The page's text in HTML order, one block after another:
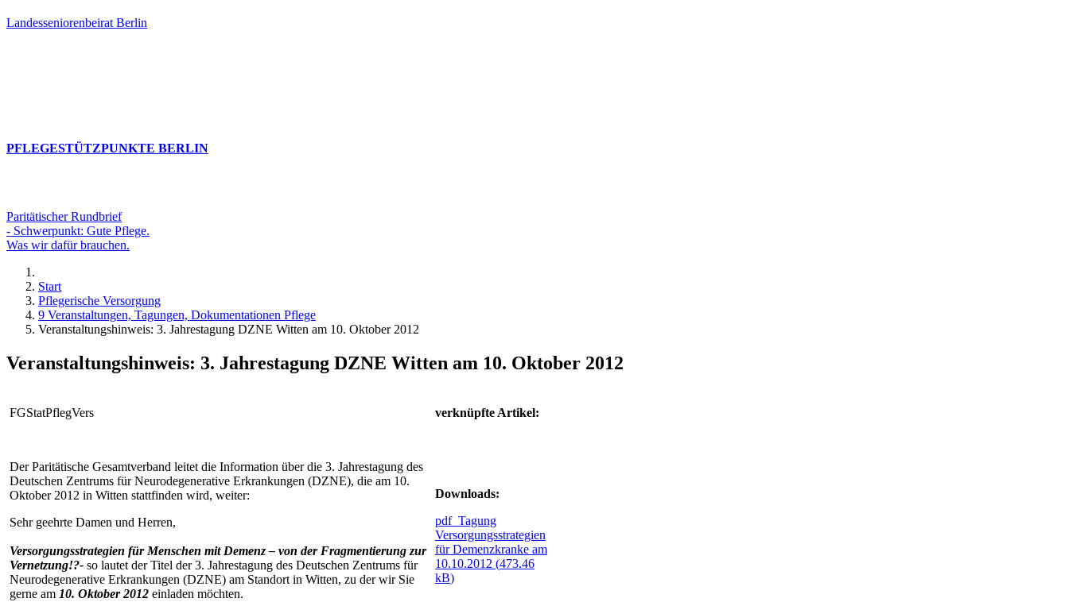
Landesseniorenbeirat Berlin
PFLEGESTÜTZPUNKTE BERLIN
Paritätischer Rundbrief
- Schwerpunkt: Gute Pflege.
Was wir dafür brauchen.
Start
Pflegerische Versorgung
9 Veranstaltungen, Tagungen, Dokumentationen Pflege
Veranstaltungshinweis: 3. Jahrestagung DZNE Witten am 10. Oktober 2012
Veranstaltungshinweis: 3. Jahrestagung DZNE Witten am 10. Oktober 2012
FGStatPflegVers
Der Paritätische Gesamtverband leitet die Information über die 3. Jahrestagung des
Deutschen Zentrums für Neurodegenerative Erkrankungen (DZNE), die am 10.
Oktober 2012 in Witten stattfinden wird, weiter:
Sehr geehrte Damen und Herren,
Versorgungsstrategien für Menschen mit Demenz – von der Fragmentierung zur
Vernetzung!?- so lautet der Titel der 3. Jahrestagung des Deutschen Zentrums für
Neurodegenerative Erkrankungen (DZNE) am Standort in Witten, zu der wir Sie
gerne am 10. Oktober 2012 einladen möchten.
verknüpfte Artikel:
Downloads:
pdfTagung
Versorgungsstrategien
für Demenzkranke am
10.10.2012 (473.46
kB)